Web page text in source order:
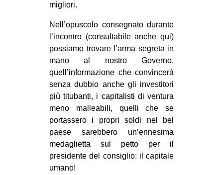
ms
SEARCH
migliori.
Nell’opuscolo consegnato durante
l’incontro (consultabile anche qui)
possiamo trovare l’arma segreta in
mano al nostro Governo,
quell’informazione che convincerà
senza dubbio anche gli investitori
più titubanti, i capitalisti di ventura
meno malleabili, quelli che se
portassero i propri soldi nel bel
paese sarebbero un’ennesima
medaglietta sul petto per il
presidente del consiglio: il capitale
umano!